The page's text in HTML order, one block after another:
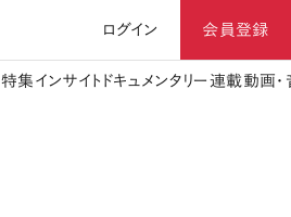
ログイン 会員登録
特集 インサイト ドキュメンタリー 連載動画